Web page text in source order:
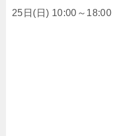
25日(日) 10:00～18:00